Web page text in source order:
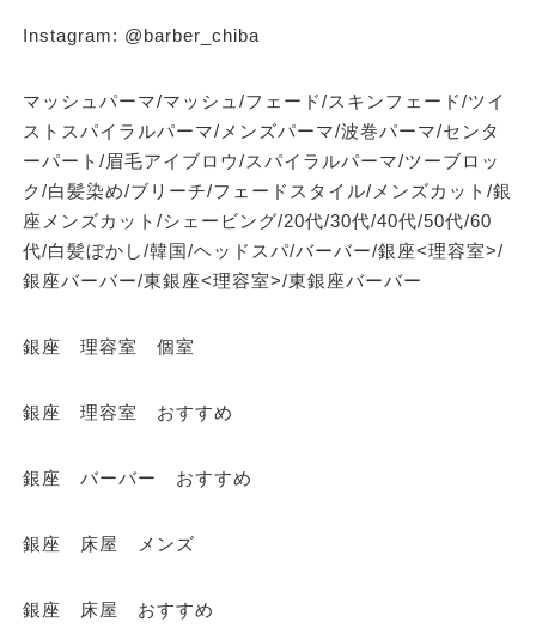
Instagram: @barber_chiba
マッシュパーマ/マッシュ/フェード/スキンフェード/ツイ
ストスパイラルパーマ/メンズパーマ/波巻パーマ/センタ
ーパート/眉毛アイブロウ/スパイラルパーマ/ツーブロッ
ク/白髪染め/ブリーチ/フェードスタイル/メンズカット/銀
座メンズカット/シェービング/20代/30代/40代/50代/60
代/白髪ぼかし/韓国/ヘッドスパ/バーバー/銀座<理容室>/
銀座バーバー/東銀座<理容室>/東銀座バーバー
銀座 理容室 個室
銀座 理容室 おすすめ
銀座 バーバー おすすめ
銀座 床屋 メンズ
銀座 床屋 おすすめ